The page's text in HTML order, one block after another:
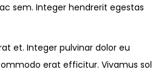
sem. Integer hendrerit egestas
et. Integer pulvinar dolor eu
erat efficitur. Vivamus sol